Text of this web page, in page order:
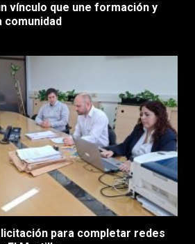
vínculo que une formación y
comunidad
licitación para completar redes